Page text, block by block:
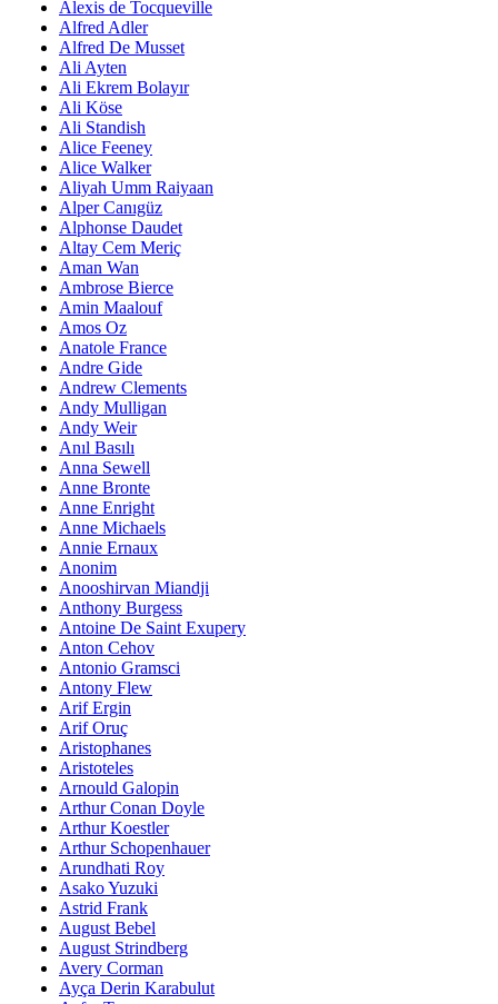
Alexis de Tocqueville
Alfred Adler
Alfred De Musset
Ali Ayten
Ali Ekrem Bolayır
Ali Köse
Ali Standish
Alice Feeney
Alice Walker
Aliyah Umm Raiyaan
Alper Canıgüz
Alphonse Daudet
Altay Cem Meriç
Aman Wan
Ambrose Bierce
Amin Maalouf
Amos Oz
Anatole France
Andre Gide
Andrew Clements
Andy Mulligan
Andy Weir
Anıl Basılı
Anna Sewell
Anne Bronte
Anne Enright
Anne Michaels
Annie Ernaux
Anonim
Anooshirvan Miandji
Anthony Burgess
Antoine De Saint Exupery
Anton Cehov
Antonio Gramsci
Antony Flew
Arif Ergin
Arif Oruç
Aristophanes
Aristoteles
Arnould Galopin
Arthur Conan Doyle
Arthur Koestler
Arthur Schopenhauer
Arundhati Roy
Asako Yuzuki
Astrid Frank
August Bebel
August Strindberg
Avery Corman
Ayça Derin Karabulut